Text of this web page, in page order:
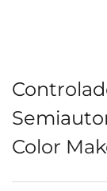
Color